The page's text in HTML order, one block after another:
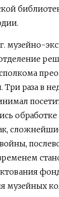
музейно-
Три раза в
музейных